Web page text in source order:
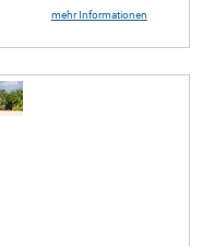
mehr Informationen